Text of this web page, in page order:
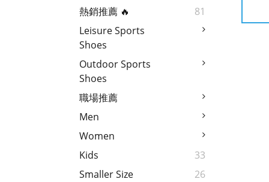
熱銷推薦 🔥
81
Leisure Sports
Shoes
Outdoor Sports
Shoes
職場推薦
Men
Women
Kids
33
Smaller Size
26